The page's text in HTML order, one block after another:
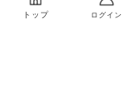
トップ ログイン